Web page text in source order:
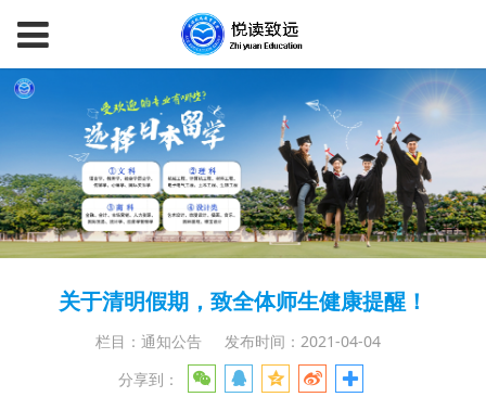
关于清明假期，致全体师生健康提醒！
栏目：通知公告
发布时间：2021-04-04
分享到：